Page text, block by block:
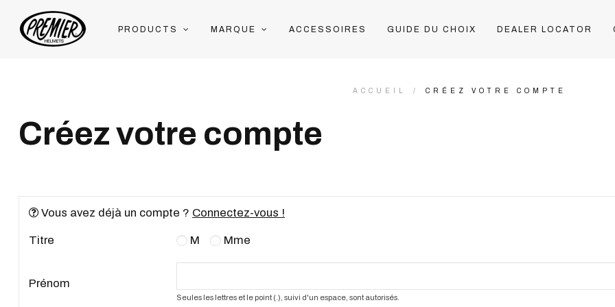
PRODUCTS MARQUE ACCESSOIRES GUIDE DU CHOIX DEALER LOCATOR
ACCUEIL CRÉEZ VOTRE COMPTE
Créez votre compte
Vous avez déjà un compte ? Connectez-vous !
Titre M Mme
Prénom
Seules les lettres et le point (.), suivi d'un espace, sont autorisés.